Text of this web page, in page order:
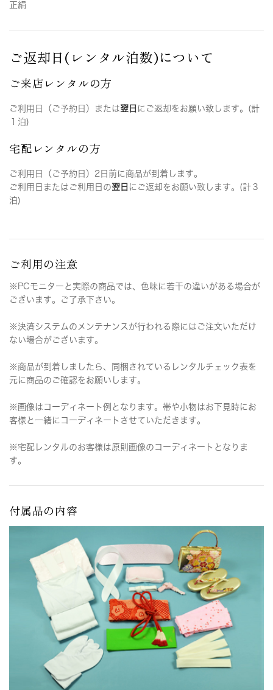
正絹
ご返却日(レンタル泊数)について
ご来店レンタルの方
ご利用日（ご予約日）または翌日 にご返却をお願い致します。(計
１泊)
宅配レンタルの方
ご利用日（ご予約日）2日前に商品が到着します。
ご利用日またはご利用日の翌日 にご返却をお願い致します。(計３
泊)
ご利用の注意
※PCモニターと実際の商品では、色味に若干の違いがある場合が
ございます。ご了承下さい。
※決済システムのメンテナンスが行われる際にはご注文いただけ
ない場合がございます。
※商品が到着しましたら、同梱されているレンタルチェック表を
元に商品のご確認をお願いします。
※画像はコーディネート例となります。帯や小物はお下見時にお
客様と一緒にコーディネートさせていただきます。
※宅配レンタルのお客様は原則画像のコーディネートとなりま
す。
付属品の内容